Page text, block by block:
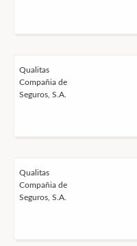
Qualitas
Compañia de
Seguros, S.A.
Qualitas
Compañia de
Seguros, S.A.